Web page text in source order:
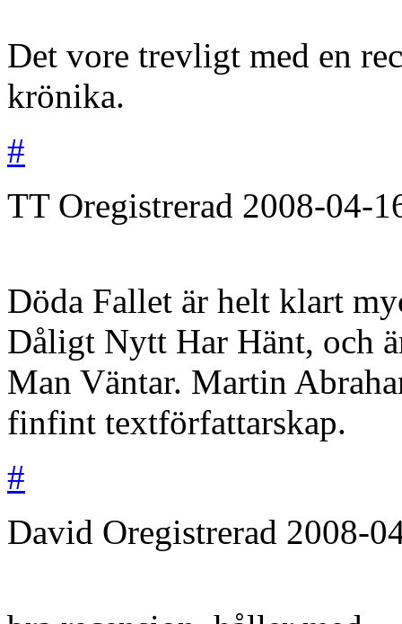
Det vore trevligt med en
krönika.
#
TT Oregistrerad 2008-04-
Döda Fallet är helt klart
Dåligt Nytt Har Hänt, och
Man Väntar. Martin
finfint textförfattarskap.
#
David Oregistrerad 2008-